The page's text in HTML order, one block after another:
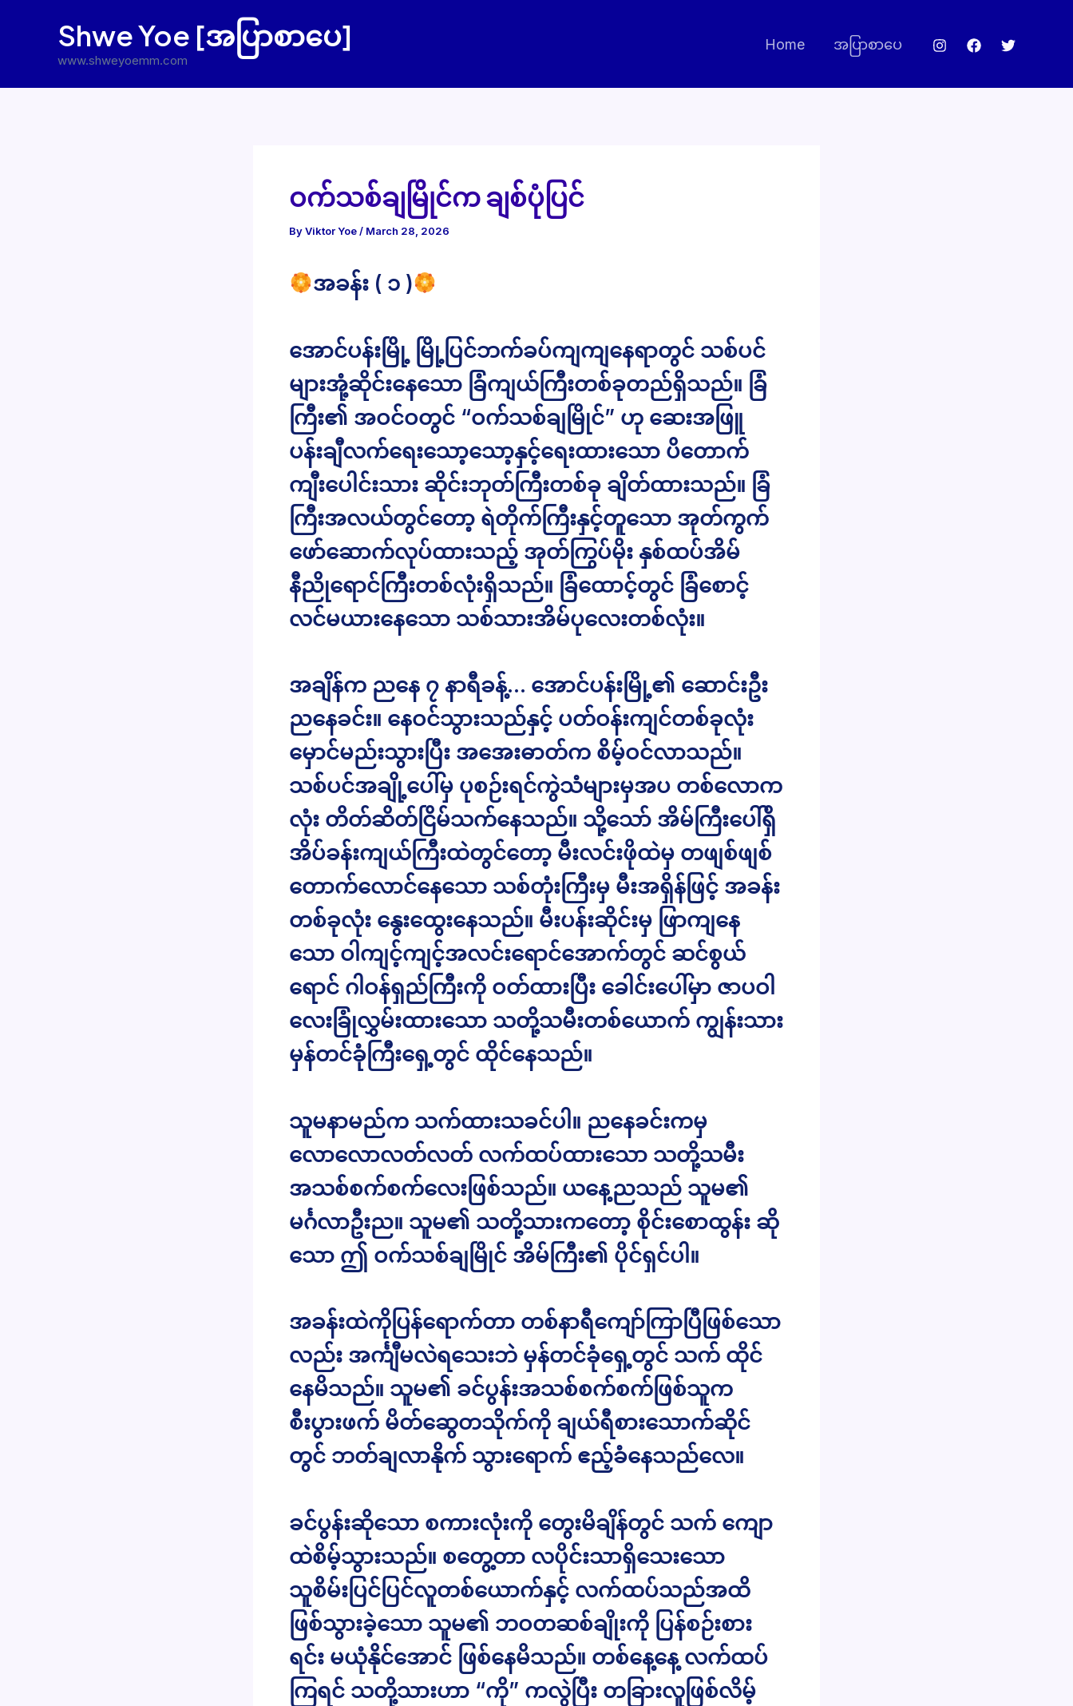
Shwe Yoe [အပြာစာပေ]
www.shweyoemm.com
Home အပြာစာပေ
ဝက်သစ်ချမြိုင်က ချစ်ပုံပြင်
ByViktor Yoe/ March 28, 2026
အခန်း ( ၁ )
အောင်ပန်းမြို့ မြို့ပြင်ဘက်ခပ်ကျကျနေရာတွင် သစ်ပင်
များအုံ့ဆိုင်းနေသော ခြံကျယ်ကြီးတစ်ခုတည်ရှိသည်။ ခြံ
ကြီး၏ အဝင်ဝတွင် “ဝက်သစ်ချမြိုင်” ဟု ဆေးအဖြူ
ပန်းချီလက်ရေးသော့သော့နှင့်ရေးထားသော ပိတောက်
ကျီးပေါင်းသား ဆိုင်းဘုတ်ကြီးတစ်ခု ချိတ်ထားသည်။ ခြံ
ကြီးအလယ်တွင်တော့ ရဲတိုက်ကြီးနှင့်တူသော အုတ်ကွက်
ဖော်ဆောက်လုပ်ထားသည့် အုတ်ကြွပ်မိုး နှစ်ထပ်အိမ်
နီညိုရောင်ကြီးတစ်လုံးရှိသည်။ ခြံထောင့်တွင် ခြံစောင့်
လင်မယားနေသော သစ်သားအိမ်ပုလေးတစ်လုံး။
အချိန်က ညနေ ၇ နာရီခန့်… အောင်ပန်းမြို့၏ ဆောင်းဦး
ညနေခင်း။ နေဝင်သွားသည်နှင့် ပတ်ဝန်းကျင်တစ်ခုလုံး
မှောင်မည်းသွားပြီး အအေးဓာတ်က စိမ့်ဝင်လာသည်။
သစ်ပင်အချို့ပေါ်မှ ပုစဉ်းရင်ကွဲသံများမှအပ တစ်လောက
လုံး တိတ်ဆိတ်ငြိမ်သက်နေသည်။ သို့သော် အိမ်ကြီးပေါ်ရှိ
အိပ်ခန်းကျယ်ကြီးထဲတွင်တော့ မီးလင်းဖိုထဲမှ တဖျစ်ဖျစ်
တောက်လောင်နေသော သစ်တုံးကြီးမှ မီးအရှိန်ဖြင့် အခန်း
တစ်ခုလုံး နွေးထွေးနေသည်။ မီးပန်းဆိုင်းမှ ဖြာကျနေ
သော ဝါကျင့်ကျင့်အလင်းရောင်အောက်တွင် ဆင်စွယ်
ရောင် ဂါဝန်ရှည်ကြီးကို ဝတ်ထားပြီး ခေါင်းပေါ်မှာ ဇာပဝါ
လေးခြုံလွှမ်းထားသော သတို့သမီးတစ်ယောက် ကျွန်းသား
မှန်တင်ခုံကြီးရှေ့တွင် ထိုင်နေသည်။
သူမနာမည်က သက်ထားသခင်ပါ။ ညနေခင်းကမှ
လောလောလတ်လတ် လက်ထပ်ထားသော သတို့သမီး
အသစ်စက်စက်လေးဖြစ်သည်။ ယနေ့ညသည် သူမ၏
မင်္ဂလာဦးည။ သူမ၏ သတို့သားကတော့ စိုင်းစောထွန်း ဆို
သော ဤ ဝက်သစ်ချမြိုင် အိမ်ကြီး၏ ပိုင်ရှင်ပါ။
အခန်းထဲကိုပြန်ရောက်တာ တစ်နာရီကျော်ကြာပြီဖြစ်သော
လည်း အင်္ကျီမလဲရသေးဘဲ မှန်တင်ခုံရှေ့တွင် သက် ထိုင်
နေမိသည်။ သူမ၏ ခင်ပွန်းအသစ်စက်စက်ဖြစ်သူက
စီးပွားဖက် မိတ်ဆွေတသိုက်ကို ချယ်ရီစားသောက်ဆိုင်
တွင် ဘတ်ချလာနိုက် သွားရောက် ဧည့်ခံနေသည်လေ။
ခင်ပွန်းဆိုသော စကားလုံးကို တွေးမိချိန်တွင် သက် ကျော
ထဲစိမ့်သွားသည်။ စတွေ့တာ လပိုင်းသာရှိသေးသော
သူစိမ်းပြင်ပြင်လူတစ်ယောက်နှင့် လက်ထပ်သည်အထိ
ဖြစ်သွားခဲ့သော သူမ၏ ဘဝတဆစ်ချိုးကို ပြန်စဉ်းစား
ရင်း မယုံနိုင်အောင် ဖြစ်နေမိသည်။ တစ်နေ့နေ့ လက်ထပ်
ကြရင် သတို့သားဟာ “ကို” ကလွဲပြီး တခြားလူဖြစ်လိမ့်